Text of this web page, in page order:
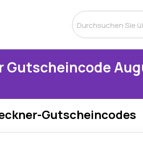
Gutscheincode
Gutscheincodes